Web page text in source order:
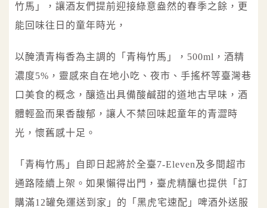
竹馬」，讓酒友們提前迎接綠意盎然的春季之餘，更
能回味往日的童年時光，
以醃漬青梅香為主調的「青梅竹馬」，500ml，酒精
濃度5%，靈感來自在地小吃、夜市、手搖杯等臺灣巷
口美食的概念，釀造出具備酸鹹甜的道地古早味，酒
體輕盈而果香馥郁，讓人不禁回味起童年的青澀時
光，懷舊感十足。
「青梅竹馬」自即日起將於全臺7-Eleven及多間超市
通路陸續上架。如果懶得出門，臺虎精釀也提供「訂
購滿12罐免運送到家」的「黑虎宅速配」啤酒外送服